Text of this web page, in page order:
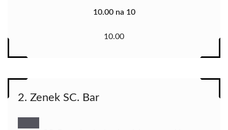
10.00 na 10
10.00
2. Zenek SC. Bar